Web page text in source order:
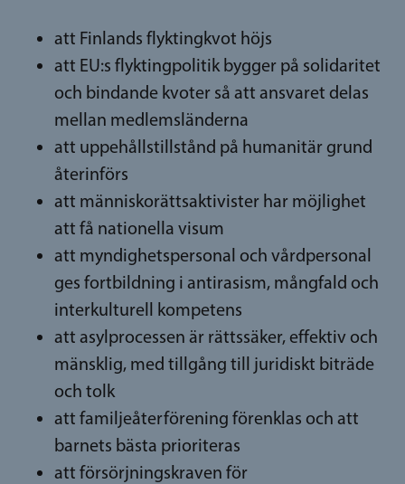
att Finlands flyktingkvot höjs
att EU:s flyktingpolitik bygger på solidaritet
och bindande kvoter så att ansvaret delas
mellan medlemsländerna
att uppehållstillstånd på humanitär grund
återinförs
att människorättsaktivister har möjlighet
att få nationella visum
att myndighetspersonal och vårdpersonal
ges fortbildning i antirasism, mångfald och
interkulturell kompetens
att asylprocessen är rättssäker, effektiv och
mänsklig, med tillgång till juridiskt biträde
och tolk
att familjeåterförening förenklas och att
barnets bästa prioriteras
att försörjningskraven för